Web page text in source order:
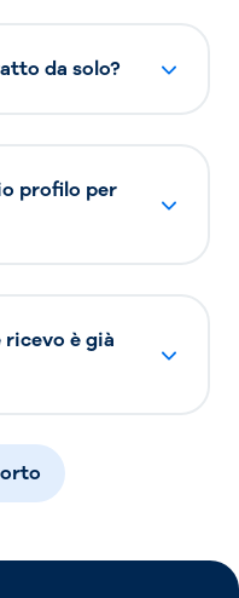
da solo?
profilo per
ricevo è già